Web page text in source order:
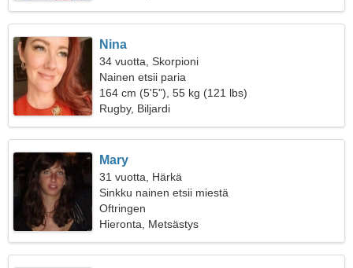
Nina
34 vuotta, Skorpioni
Nainen etsii paria
164 cm (5'5"), 55 kg (121 lbs)
Rugby, Biljardi
Mary
31 vuotta, Härkä
Sinkku nainen etsii miestä
Oftringen
Hieronta, Metsästys